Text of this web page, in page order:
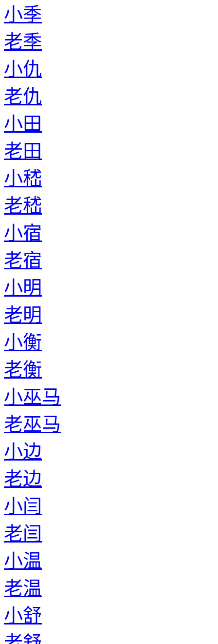
老明
小衡
老衡
小巫马
老巫马
小边
老边
小闫
老闫
小温
老温
小舒
老舒
小鲍
老鲍
小鱼
老鱼
小薄
老薄
小桑
老桑
小华
老华